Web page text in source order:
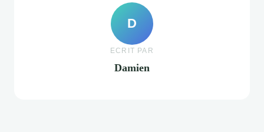
D
ECRIT PAR
Damien